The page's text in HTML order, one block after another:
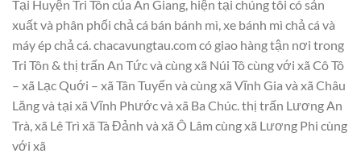
Tại Huyện Tri Tôn của An Giang, hiện tại chúng tôi có sản
xuất và phân phối chả cá bán bánh mì, xe bánh mì chả cá và
máy ép chả cá. chacavungtau.com có giao hàng tận nơi trong
Tri Tôn & thị trấn An Tức và cùng xã Núi Tô cùng với xã Cô Tô
– xã Lạc Quới – xã Tân Tuyến và cùng xã Vĩnh Gia và xã Châu
Lăng và tại xã Vĩnh Phước và xã Ba Chúc. thị trấn Lương An
Trà, xã Lê Trì xã Tà Đảnh và xã Ô Lâm cùng xã Lương Phi cùng
với xã